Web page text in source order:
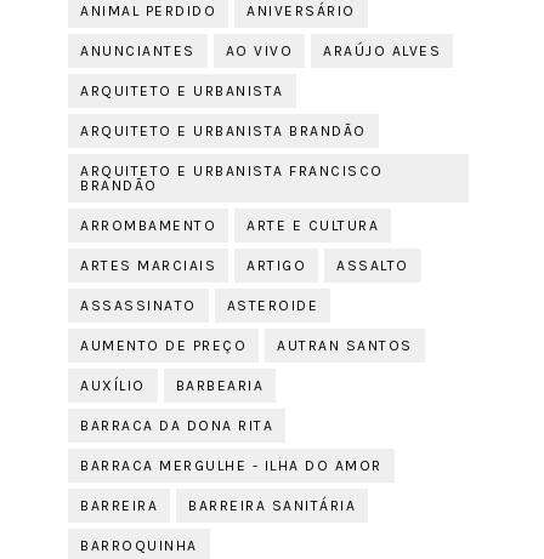
ANIMAL PERDIDO ANIVERSÁRIO
ANUNCIANTES AO VIVO ARAÚJO ALVES
ARQUITETO E URBANISTA
ARQUITETO E URBANISTA BRANDÃO
ARQUITETO E URBANISTA FRANCISCO
BRANDÃO
ARROMBAMENTO ARTE E CULTURA
ARTES MARCIAIS ARTIGO ASSALTO
ASSASSINATO ASTEROIDE
AUMENTO DE PREÇO AUTRAN SANTOS
AUXÍLIO BARBEARIA
BARRACA DA DONA RITA
BARRACA MERGULHE - ILHA DO AMOR
BARREIRA BARREIRA SANITÁRIA
BARROQUINHA